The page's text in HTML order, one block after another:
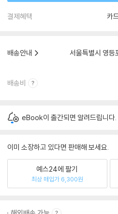
결제혜택 카
배송안내
서울특별시 영등
배송비
eBook이 출간되면 알려드립니다.
이미 소장하고 있다면 판매해 보세요.
예스24에 팔기
최상 매입가 6,300원